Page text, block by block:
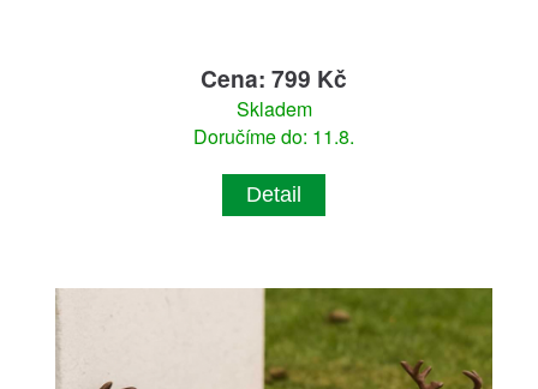
Cena: 799 Kč
Skladem
Doručíme do: 11.8.
Detail